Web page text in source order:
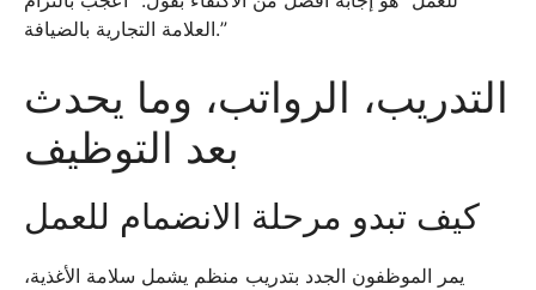
العلامة التجارية بالضيافة.”
التدريب، الرواتب، وما يحدث
بعد التوظيف
كيف تبدو مرحلة الانضمام للعمل
يمر الموظفون الجدد بتدريب منظم يشمل سلامة الأغذية،